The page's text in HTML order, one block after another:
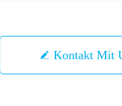
Kontakt Mit